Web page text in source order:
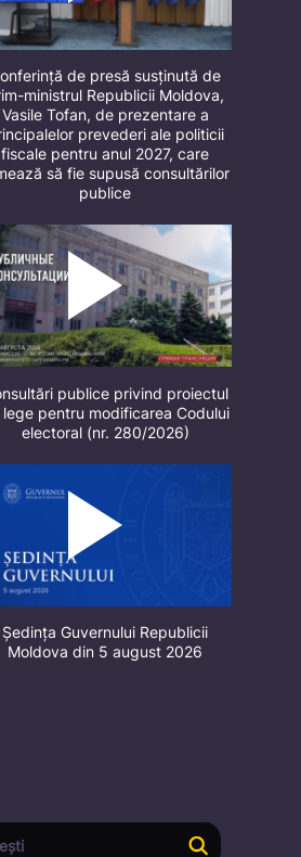
de presă susținută de
ministrul Republicii Moldova,
Vasile Tofan, de prezentare a
prevederi ale politicii
fiscale pentru anul 2027, care
să fie supusă consultărilor
publice
publice privind proiectul
pentru modificarea Codului
electoral (nr. 280/2026)
Ședința Guvernului Republicii
Moldova din 5 august 2026